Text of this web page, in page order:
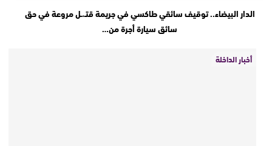
الدار البيضاء.. توقيف سائقي طاكسي في جريمة قتـ،ـل مروعة في حق
سائق سيارة أجرة من…
أخبار الداخلة